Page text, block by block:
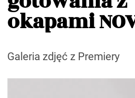
okapami
Galeria zdjęć z Premiery